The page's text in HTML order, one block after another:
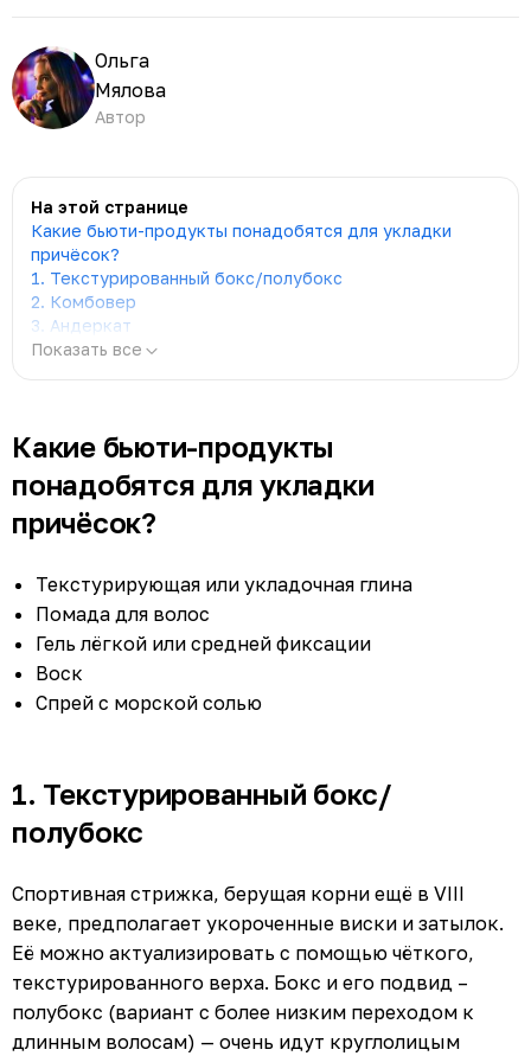
Ольга
Мялова
Автор
На этой странице
Какие бьюти-продукты понадобятся для укладки
причёсок?
1. Текстурированный бокс/полубокс
2. Комбовер
3. Андеркат
Показать все
Какие бьюти-продукты
понадобятся для укладки
причёсок?
Текстурирующая или укладочная глина
Помада для волос
Гель лёгкой или средней фиксации
Воск
Спрей с морской солью
1. Текстурированный бокс/
полубокс
Спортивная стрижка, берущая корни ещё в VIII
веке, предполагает укороченные виски и затылок.
Её можно актуализировать с помощью чёткого,
текстурированного верха. Бокс и его подвид –
полубокс (вариант с более низким переходом к
длинным волосам) — очень идут круглолицым